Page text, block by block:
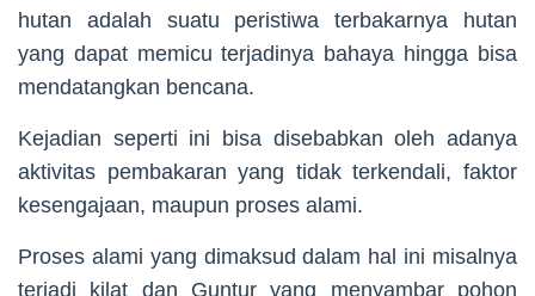
hutan adalah suatu peristiwa terbakarnya hutan
yang dapat memicu terjadinya bahaya hingga bisa
mendatangkan bencana.
Kejadian seperti ini bisa disebabkan oleh adanya
aktivitas pembakaran yang tidak terkendali, faktor
kesengajaan, maupun proses alami.
Proses alami yang dimaksud dalam hal ini misalnya
terjadi kilat dan Guntur yang menyambar pohon